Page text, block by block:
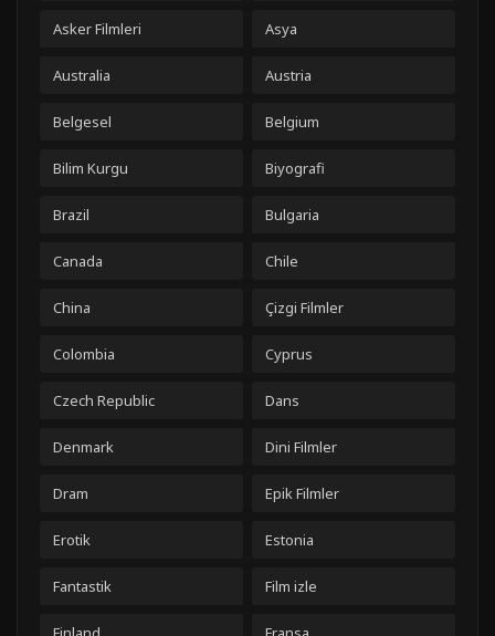
Asker Filmleri Asya
Australia Austria
Belgesel Belgium
Bilim Kurgu Biyografi
Brazil Bulgaria
Canada Chile
China Çizgi Filmler
Colombia Cyprus
Czech Republic Dans
Denmark Dini Filmler
Dram Epik Filmler
Erotik Estonia
Fantastik Film izle